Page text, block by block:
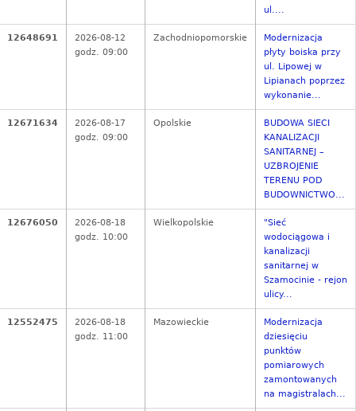
ul....
12648691
2026-08-12
godz. 09:00
Zachodniopomorskie
Modernizacja
płyty boiska przy
ul. Lipowej w
Lipianach poprzez
wykonanie...
12671634
2026-08-17
godz. 09:00
Opolskie
BUDOWA SIECI
KANALIZACJI
SANITARNEJ –
UZBROJENIE
TERENU POD
BUDOWNICTWO...
12676050
2026-08-18
godz. 10:00
Wielkopolskie
"Sieć
wodociągowa i
kanalizacji
sanitarnej w
Szamocinie - rejon
ulicy...
12552475
2026-08-18
godz. 11:00
Mazowieckie
Modernizacja
dziesięciu
punktów
pomiarowych
zamontowanych
na magistralach...